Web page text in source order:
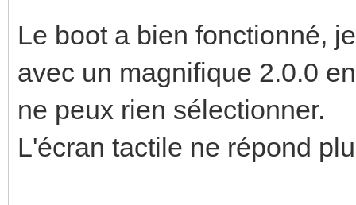
Le boot a bien fonctionné,
avec un magnifique 2.0.0
ne peux rien sélectionner.
L'écran tactile ne répond